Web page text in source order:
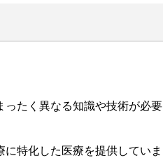
ったく異なる知識や技術が必要
特化した医療を提供していま